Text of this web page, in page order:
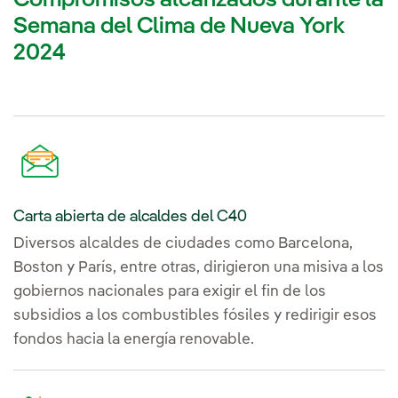
Semana del Clima de Nueva York
2024
Carta abierta de alcaldes del C40
Diversos alcaldes de ciudades como Barcelona,
Boston y París, entre otras, dirigieron una misiva a los
gobiernos nacionales para exigir el fin de los
subsidios a los combustibles fósiles y redirigir esos
fondos hacia la energía renovable.